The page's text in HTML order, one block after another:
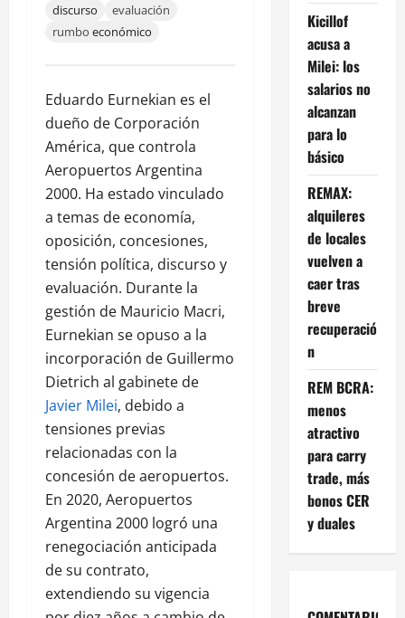
discurso
evaluación
rumbo económico
Eduardo Eurnekian es el
dueño de Corporación
América, que controla
Aeropuertos Argentina
2000. Ha estado vinculado
a temas de economía,
oposición, concesiones,
tensión política, discurso y
evaluación. Durante la
gestión de Mauricio Macri,
Eurnekian se opuso a la
incorporación de Guillermo
Dietrich al gabinete de
Javier Milei, debido a
tensiones previas
relacionadas con la
concesión de aeropuertos.
En 2020, Aeropuertos
Argentina 2000 logró una
renegociación anticipada
de su contrato,
extendiendo su vigencia
Kicillof
acusa a
Milei: los
salarios no
alcanzan
para lo
básico
REMAX:
alquileres
de locales
vuelven a
caer tras
breve
recuperació
n
REM BCRA:
menos
atractivo
para carry
trade, más
bonos CER
y duales